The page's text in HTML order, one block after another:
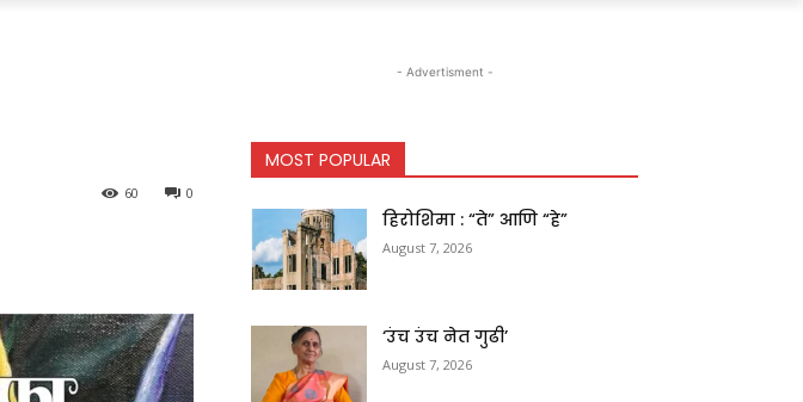
0
60
- Advertisment -
MOST POPULAR
हिरोशिमा : “ते” आणि “हे”
August 7, 2026
‘उंच उंच नेत गुढी’
August 7, 2026